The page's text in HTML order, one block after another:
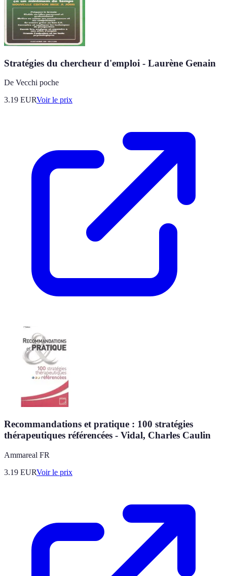
Stratégies du chercheur d'emploi - Laurène Genain
De Vecchi poche
3.19 EURVoir le prix
Recommandations et pratique : 100 stratégies
thérapeutiques référencées - Vidal, Charles Caulin
Ammareal FR
3.19 EURVoir le prix